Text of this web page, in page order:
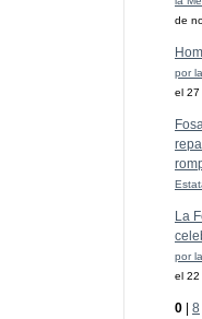
de
por
el 27
La
por
el 22
0 8